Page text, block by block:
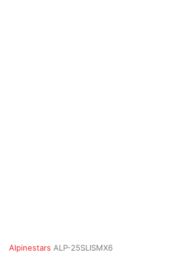
Alpinestars ALP-25SLISMX6